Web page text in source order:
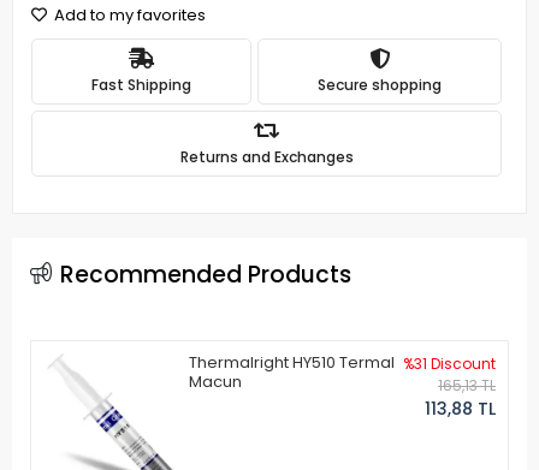
Add to my favorites
Fast Shipping Secure shopping
Returns and Exchanges
Recommended Products
Thermalright HY510 Termal
Macun
%31 Discount
165,13 TL
113,88 TL